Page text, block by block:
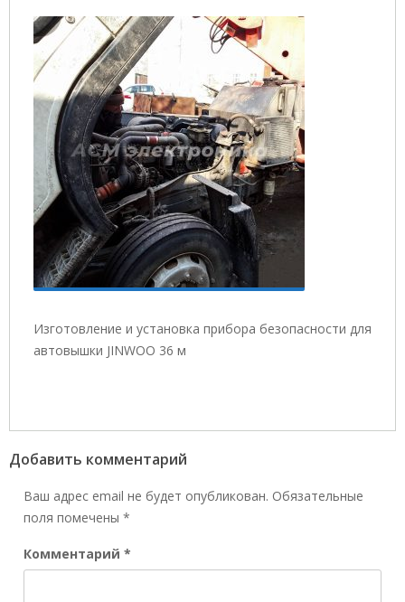
Изготовление и установка прибора безопасности для
автовышки JINWOO 36 м
Добавить комментарий
Ваш адрес email не будет опубликован. Обязательные
поля помечены *
Комментарий *